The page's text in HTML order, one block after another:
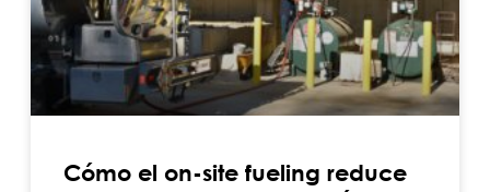
Cómo el on-site fueling reduce